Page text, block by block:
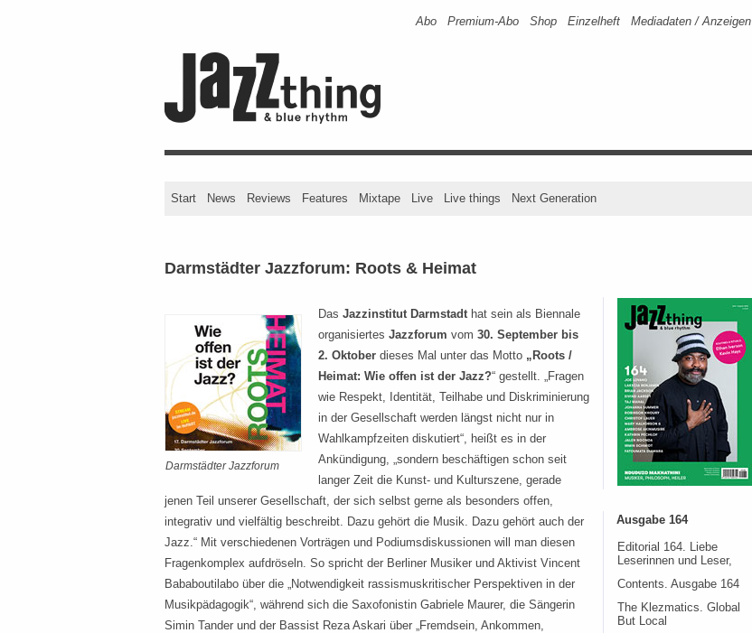
Abo Premium-Abo Shop Einzelheft Mediadaten / Anzeigen
Start News Reviews Features Mixtape Live Live things Next Generation
Darmstädter Jazzforum: Roots & Heimat
Darmstädter Jazzforum
Das Jazzinstitut Darmstadthat sein als Biennale
organisiertes Jazzforum vom 30. September bis
2. Oktober dieses Mal unter das Motto „Roots /
Heimat: Wie offen ist der Jazz?“ gestellt. „Fragen
wie Respekt, Identität, Teilhabe und Diskriminierung
in der Gesellschaft werden längst nicht nur in
Wahlkampfzeiten diskutiert“, heißt es in der
Ankündigung, „sondern beschäftigen schon seit
langer Zeit die Kunst- und Kulturszene, gerade
jenen Teil unserer Gesellschaft, der sich selbst gerne als besonders offen,
integrativ und vielfältig beschreibt. Dazu gehört die Musik. Dazu gehört auch der
Jazz.“ Mit verschiedenen Vorträgen und Podiumsdiskussionen will man diesen
Fragenkomplex aufdröseln. So spricht der Berliner Musiker und Aktivist Vincent
Bababoutilabo über die „Notwendigkeit rassismuskritischer Perspektiven in der
Musikpädagogik“, während sich die Saxofonistin Gabriele Maurer, die Sängerin
Simin Tander und der Bassist Reza Askari über „Fremdsein, Ankommen,
Ausgabe 164
Editorial 164. Liebe
Leserinnen und Leser,
Contents. Ausgabe 164
The Klezmatics. Global
But Local